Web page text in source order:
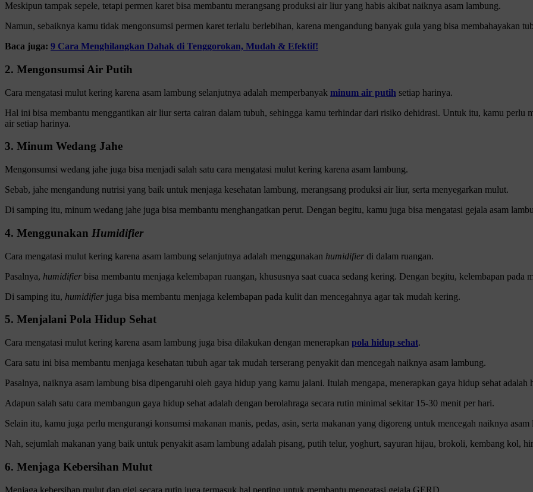
Meskipun tampak sepele, tetapi permen karet bisa membantu merangsang produksi air liur yang habis akibat naiknya asam lambung.
Namun, sebaiknya kamu tidak mengonsumsi permen karet terlalu berlebihan, karena mengandung banyak gula yang bisa membahayakan
Baca juga: 9 Cara Menghilangkan Dahak di Tenggorokan, Mudah & Efektif!
2. Mengonsumsi Air Putih
Cara mengatasi mulut kering karena asam lambung selanjutnya adalah memperbanyak minum air putih setiap harinya.
Hal ini bisa membantu menggantikan air liur serta cairan dalam tubuh, sehingga kamu terhindar dari risiko dehidrasi. Untuk itu, kamu perlu
air setiap harinya.
3. Minum Wedang Jahe
Mengonsumsi wedang jahe juga bisa menjadi salah satu cara mengatasi mulut kering karena asam lambung.
Sebab, jahe mengandung nutrisi yang baik untuk menjaga kesehatan lambung, merangsang produksi air liur, serta menyegarkan mulut.
Di samping itu, minum wedang jahe juga bisa membantu menghangatkan perut. Dengan begitu, kamu juga bisa mengatasi gejala asam
4. Menggunakan Humidifier
Cara mengatasi mulut kering karena asam lambung selanjutnya adalah menggunakan humidifier di dalam ruangan.
Pasalnya, humidifier bisa membantu menjaga kelembapan ruangan, khususnya saat cuaca sedang kering. Dengan begitu, kelembapan pada
Di samping itu, humidifier juga bisa membantu menjaga kelembapan pada kulit dan mencegahnya agar tak mudah kering.
5. Menjalani Pola Hidup Sehat
Cara mengatasi mulut kering karena asam lambung juga bisa dilakukan dengan menerapkan pola hidup sehat.
Cara satu ini bisa membantu menjaga kesehatan tubuh agar tak mudah terserang penyakit dan mencegah naiknya asam lambung.
Pasalnya, naiknya asam lambung bisa dipengaruhi oleh gaya hidup yang kamu jalani. Itulah mengapa, menerapkan gaya hidup sehat adalah
Adapun salah satu cara membangun gaya hidup sehat adalah dengan berolahraga secara rutin minimal sekitar 15-30 menit per hari.
Selain itu, kamu juga perlu mengurangi konsumsi makanan manis, pedas, asin, serta makanan yang digoreng untuk mencegah naiknya asam
Nah, sejumlah makanan yang baik untuk penyakit asam lambung adalah pisang, putih telur, yoghurt, sayuran hijau, brokoli, kembang kol,
6. Menjaga Kebersihan Mulut
Menjaga kebersihan mulut dan gigi secara rutin juga termasuk hal penting untuk membantu mengatasi gejala GERD.